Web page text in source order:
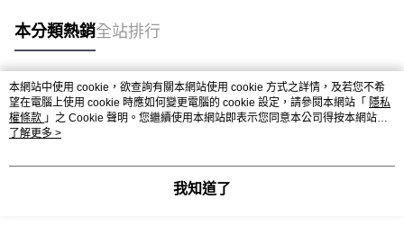
本分類熱銷全站排行
熱門標籤
本網站中使用 cookie，欲查詢有關本網站使用 cookie 方式之詳情，及若您不希
望在電腦上使用 cookie 時應如何變更電腦的 cookie 設定，請參閱本網站「 隱私
權條款 」之 Cookie 聲明。您繼續使用本網站即表示您同意本公司得按本網站使
用條款之 Cookie 聲明使用 cookie。
了解更多 >
我知道了